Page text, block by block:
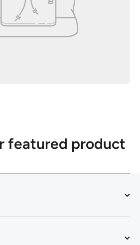
featured product